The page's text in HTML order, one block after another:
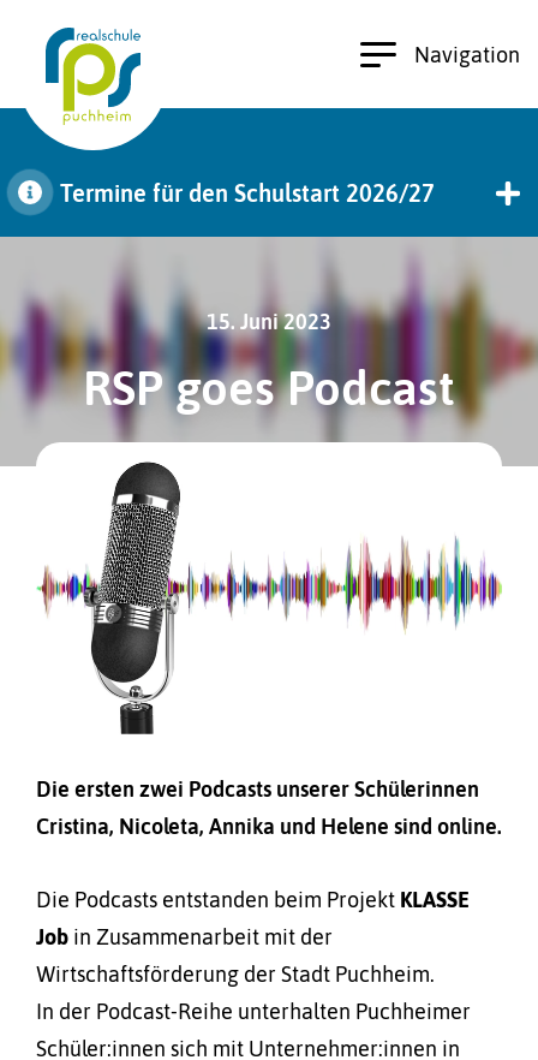
Navigation
Termine für den Schulstart 2026/27
15. Juni 2023
RSP goes Podcast
Die ersten zwei Podcasts unserer Schülerinnen
Cristina, Nicoleta, Annika und Helene sind online.
Die Podcasts entstanden beim Projekt KLASSE
Job in Zusammenarbeit mit der
Wirtschaftsförderung der Stadt Puchheim.
In der Podcast-Reihe unterhalten Puchheimer
Schüler:innen sich mit Unternehmer:innen in